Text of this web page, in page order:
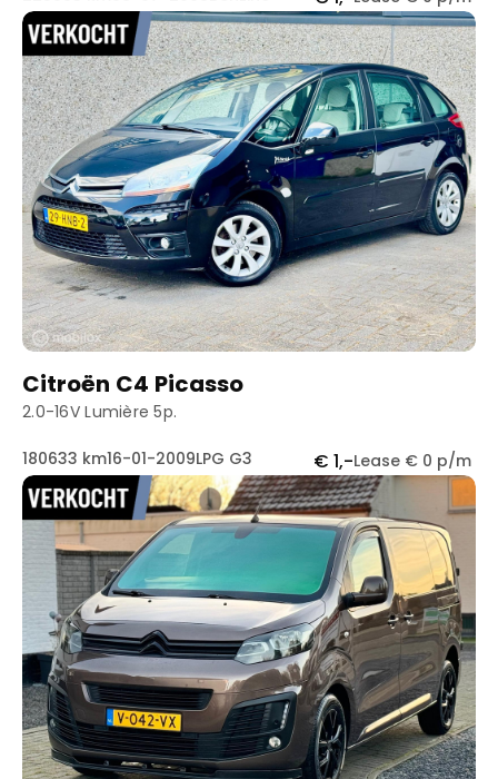
Citroën C4 Picasso
2.0-16V Lumière 5p.
180633 km16-01-2009LPG G3 € 1,-Lease € 0 p/m